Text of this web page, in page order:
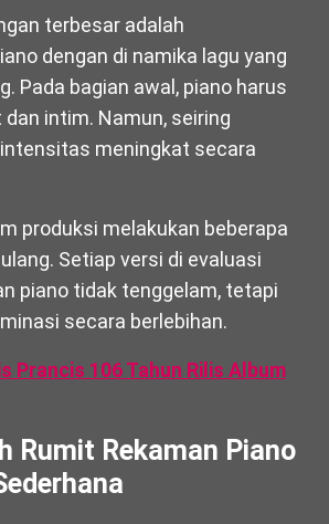
terbesar adalah
dengan di namika lagu yang
Pada bagian awal, piano harus
intim. Namun, seiring
intensitas meningkat secara
produksi melakukan beberapa
Setiap versi di evaluasi
piano tidak tenggelam, tetapi
secara berlebihan.
Prancis 106 Tahun Rilis Album
Rumit Rekaman Piano